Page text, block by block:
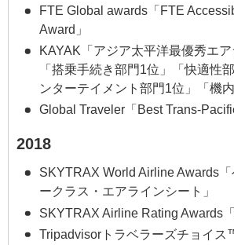
FTE Global awards「FTE
Award」
KAYAK「アジア太平洋最優秀エア
「搭乗手続き部門1位」「快適性
ンターテイメント部門1位」「機内
Global Traveler「Best Trans-
2018
SKYTRAX World Airline Awards「
ークラス・エアラインシート」
SKYTRAX Airline Rating Awards「
Tripadvisorトラベラーズチョイス